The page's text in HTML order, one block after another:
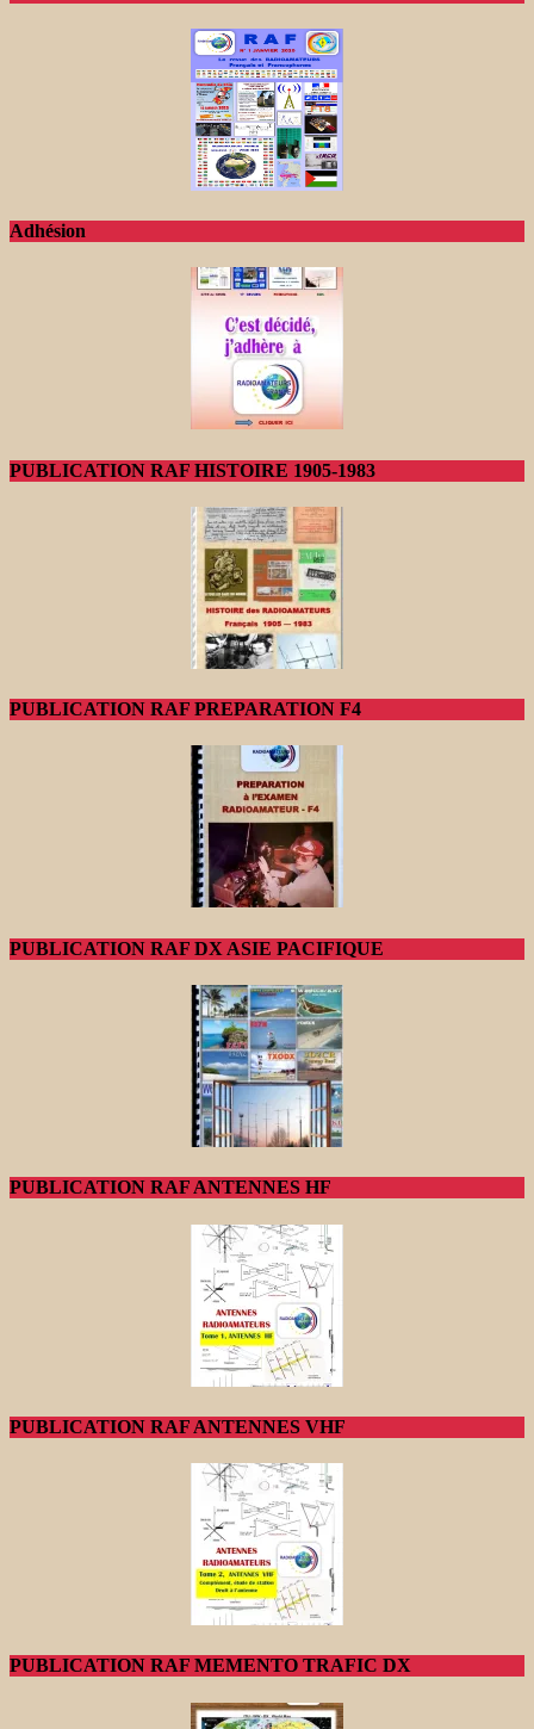
Adhésion
PUBLICATION RAF HISTOIRE 1905-1983
PUBLICATION RAF PREPARATION F4
PUBLICATION RAF DX ASIE PACIFIQUE
PUBLICATION RAF ANTENNES HF
PUBLICATION RAF ANTENNES VHF
PUBLICATION RAF MEMENTO TRAFIC DX